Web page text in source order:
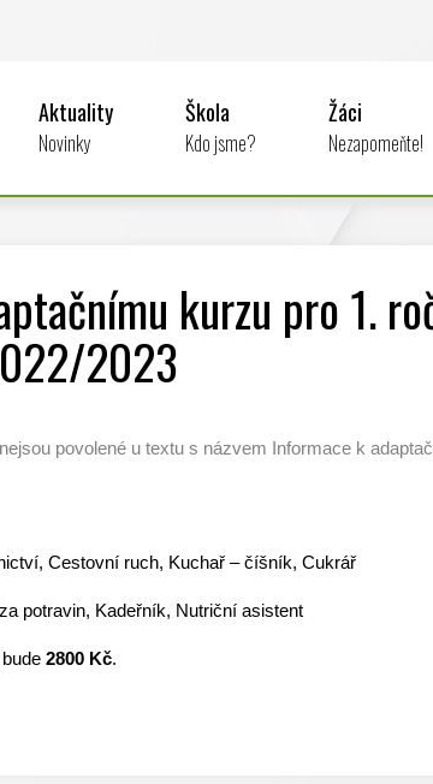
Aktuality
Novinky
Škola
Kdo jsme?
Žáci
Nezapomeňte!
kurzu pro 1.
2023
povolené u textu s názvem Informace k
Cestovní ruch, Kuchař – číšník, Cukrář
potravin, Kadeřník, Nutriční asistent
2800 Kč.